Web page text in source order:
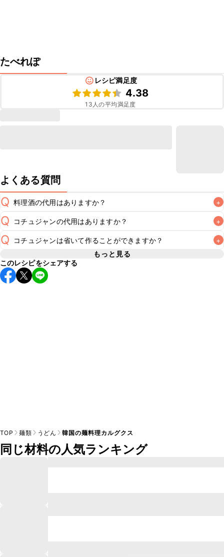
たべれぽ
レシピ満足度
4.38
13 人の平均満足度
よくある質問
Q 料理酒の代用はありますか？ +
A
Q コチュジャンの代用はありますか？ +
A
Q コチュジャンは省いて作ることができますか？ +
A
使用量が少ない場合は省いてもお作りいただけますが、メイ
ンの味付けとして使用している場合は省くと味がぼやける可
能性があるため、
もっと見る
このレシピをシェアする
TOP 麺類 うどん 韓国の麺料理カルグクス
同じ材料の人気ランキング